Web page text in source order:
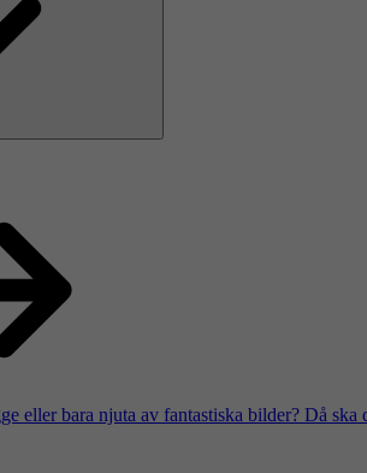
eller bara njuta av fantastiska bilder? Då ska